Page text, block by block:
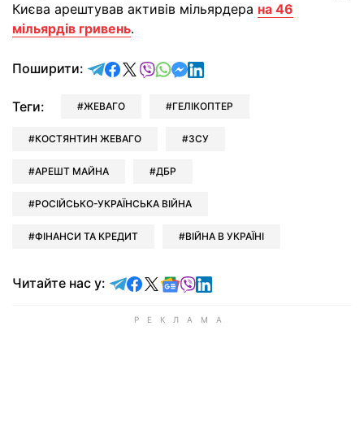
Києва арештував активів мільярдера на 46
мільярдів гривень.
Поширити: відправити у Telegram
поділитись у Facebook
поділитись у X
відправити у Viber
відправити у Whatsapp
відправити у Messenger
відправити у LinkedIn
Теги: ЖЕВАГО ГЕЛІКОПТЕР
КОСТЯНТИН ЖЕВАГО ЗСУ
АРЕШТ МАЙНА ДБР
РОСІЙСЬКО-УКРАЇНСЬКА ВІЙНА
ФІНАНСИ ТА КРЕДИТ ВІЙНА В УКРАЇНІ
Читайте нас у: Читайте у Telegram
Читайте у Facebook
Читайте у X
Читайте у Google news
Читайте у Viber
Читайте у LinkedIn